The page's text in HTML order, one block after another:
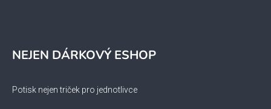
NEJEN DÁRKOVÝ ESHOP
Potisk nejen triček pro jednotlivce